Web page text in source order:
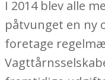
I 2014 blev alle
påtvunget en ny
foretage